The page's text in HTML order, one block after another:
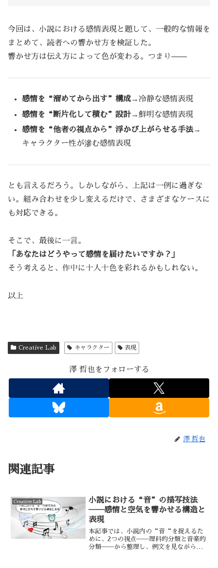
今回は、小説における感情表現と題して、一般的な情報を
まとめて、読者への響かせ方を検証した。
響かせ方は伝え方によって色が変わる。つまり——
感情を“溜めてから出す”構成→冷静な感情表現
感情を“断片化して積む”設計→鮮明な感情表現
感情を“他者の視点から”浮かび上がらせる手法→
キャラクター性が滲む感情表現
とも言えるだろう。しかしながら、上記は一例に過ぎな
い。組み合わせを少し変えるだけで、さまざまなケースに
も対応できる。
そこで、最後に一言。
「あなたはどうやって感情を届けたいですか？」
そう考えると、作中に十人十色を彩れるかもしれない。
以上
Creative Lab キャラクター 表現
澤 哲也をフォローする
澤 哲也
関連記事
Creative Lab
小説における“音”の描写技法
──感情と空気を響かせる構造と
表現
本記事では、小説内の“音“を捉えるた
めに、2つの視点──理科的分類と音楽的
分類──から整理し、例文を見ながら技